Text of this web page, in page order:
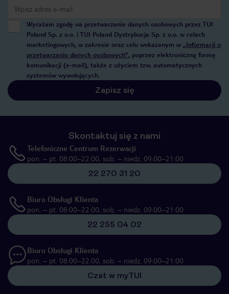
Wyrażam zgodę na przetwarzanie danych osobowych przez TUI
Poland Sp. z o.o. i TUI Poland Dystrybucja Sp. z o.o. w celach
marketingowych, w zakresie oraz celu wskazanym w „Informacji o
przetwarzaniu danych osobowych”, poprzez elektroniczną formę
komunikacji (e-mail), także z użyciem tzw. automatycznych
systemów wywołujących.
Zapisz się
Skontaktuj się z nami
Telefoniczne Centrum Rezerwacji
pon. – pt. 08:00–22:00, sob. – niedz. 09:00–21:00
22 270 31 20
Biuro Obsługi Klienta
pon. – pt. 08:00–22:00, sob. – niedz. 09:00–21:00
22 255 04 02
Biuro Obsługi Klienta
pon. – pt. 08:00–22:00, sob. – niedz. 09:00–21:00
Czat w myTUI